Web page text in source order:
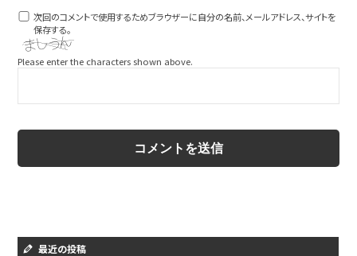
次回のコメントで使用するためブラウザーに自分の名前、メールアドレス、サイトを
保存する。
Please enter the characters shown above.
最近の投稿